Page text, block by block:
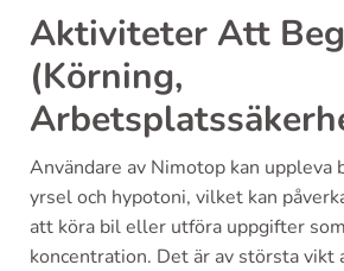
Aktiviteter Att
(Körning,
Användare av Nimotop kan uppleva
yrsel och hypotoni, vilket kan
att köra bil eller utföra uppgifter
koncentration. Det är av största vikt